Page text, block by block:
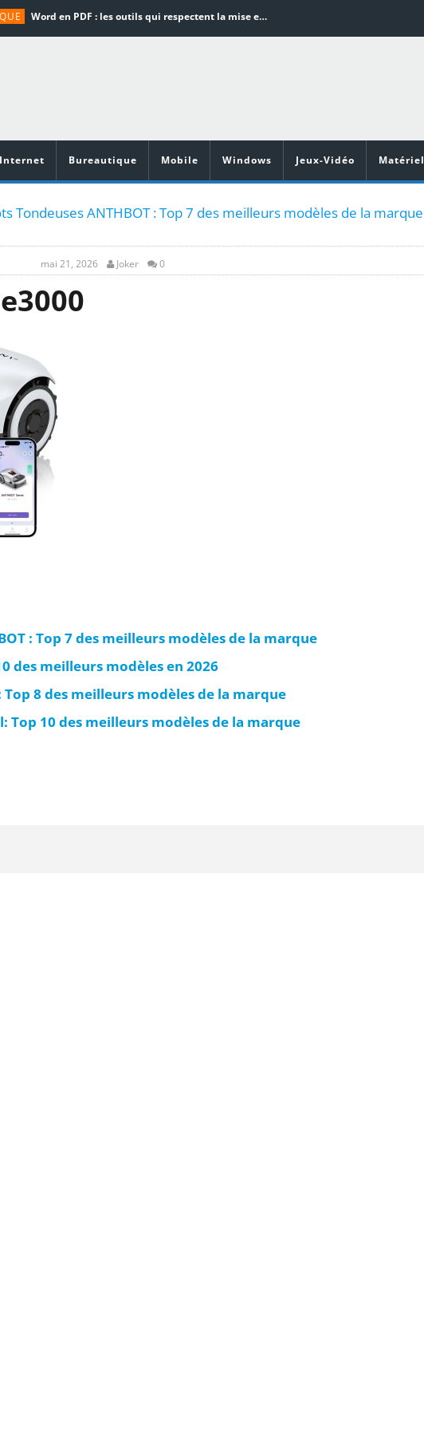
Word en PDF : les outils qui respectent la mise en page
Vidéoprojecteurs Asus : Top 6 des meilleurs modèles de la marque
Internet Bureautique Mobile Windows Jeux-Vidéo Matériel
Tondeuses ANTHBOT : Top 7 des meilleurs modèles de la marque
mai 21, 2026 Joker 0
: Top 7 des meilleurs modèles de la marque
des meilleurs modèles en 2026
Top 8 des meilleurs modèles de la marque
Top 10 des meilleurs modèles de la marque